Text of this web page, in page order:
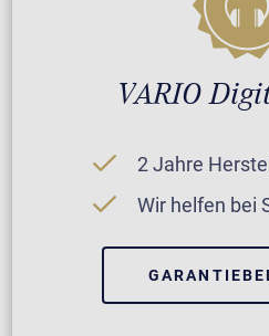
VARIO
2 Jahre
Wir helfen bei